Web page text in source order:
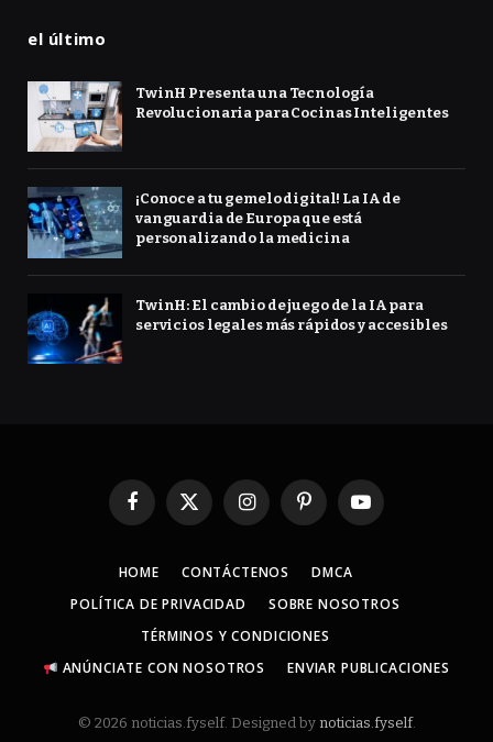
el último
TwinH Presenta una Tecnología
Revolucionaria para Cocinas Inteligentes
¡Conoce a tu gemelo digital! La IA de
vanguardia de Europa que está
personalizando la medicina
TwinH: El cambio de juego de la IA para
servicios legales más rápidos y accesibles
Facebook
X
InstagramPinterestYouTube
HOME CONTÁCTENOS
DMCA
POLÍTICA DE PRIVACIDAD
SOBRE NOSOTROS
TÉRMINOS Y CONDICIONES
ANÚNCIATE CON NOSOTROS
ENVIAR PUBLICACIONES
© 2026 noticias.fyself. Designed by noticias.fyself.